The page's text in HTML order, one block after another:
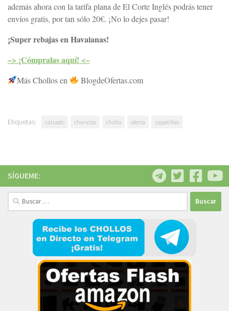
además ahora con la tarifa plana de El Corte Inglés podrás tener
envíos gratis, por tan sólo 20€. ¡No lo dejes pasar!
¡Super rebajas en Havaianas!
–> ¡Cómpralas aquí! <–
Más Chollos en BlogdeOfertas.com
Etiquetas: calzado chanclas chollo oferta zapatillas
SÍGUEME:
Buscar: